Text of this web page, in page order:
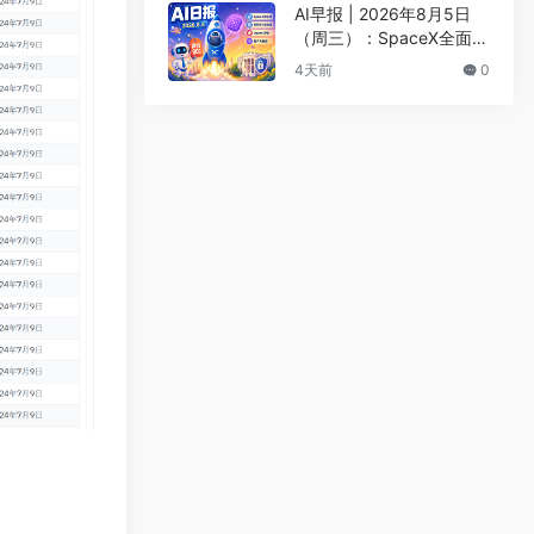
AI早报 | 2026年8月5日
（周三）：SpaceX全面押
注英伟达布局太空AI、四
4天前 0